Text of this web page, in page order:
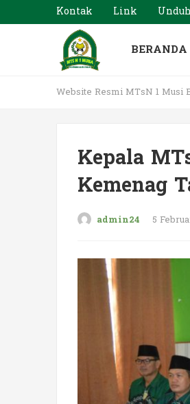
Kontak Link Unduh
BERANDA
Website Resmi MTsN 1 Musi
Kepala
Kemenag
admin24 5